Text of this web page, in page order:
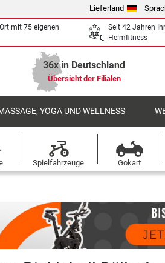
Lieferland
mit 75 eigenen
Seit 42 Jahren
Heimfitness
36x in Deutschland
Übersicht der Filialen
YOGA UND WELLNESS
Spielfahrzeuge Gokart